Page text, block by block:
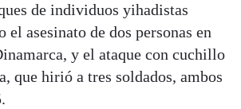
de individuos yihadistas
el asesinato de dos personas en
y el ataque con cuchillo
que hirió a tres soldados, ambos